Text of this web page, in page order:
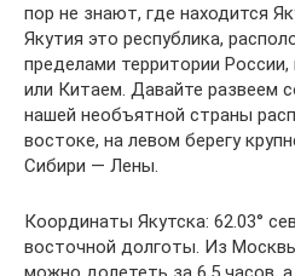
пор не знают, где находится
Якутия это республика,
пределами территории
или Китаем. Давайте развеем
нашей необъятной страны
востоке, на левом берегу
Сибири — Лены.
Координаты Якутска: 62.03°
восточной долготы. Из